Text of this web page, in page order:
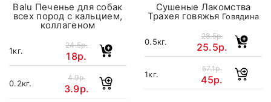
Balu Печенье для собак
всех пород с кальцием,
коллагеном
1кг.
24.5р.
18р.
0.2кг.
4.9р.
3.9р.
Сушеные Лакомства
Трахея говяжья Говядина
0.5кг.
28.5р.
25.5р.
1кг.
57.1р.
45р.